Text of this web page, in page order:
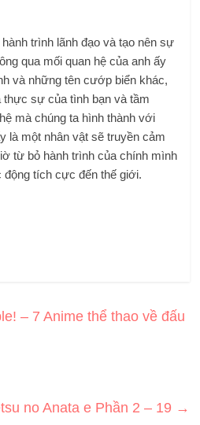
trình lãnh đạo và tạo nên sự
qua mối quan hệ của anh ấy
và những tên cướp biển khác,
sự của tình bạn và tầm
mà chúng ta hình thành với
là một nhân vật sẽ truyền cảm
từ bỏ hành trình của chính mình
động tích cực đến thế giới.
– 7 Anime thể thao về đấu
no Anata e Phần 2 – 19 →